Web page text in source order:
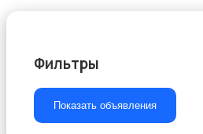
Бинокли и оптические приборы
Фильтры
Показать объявления